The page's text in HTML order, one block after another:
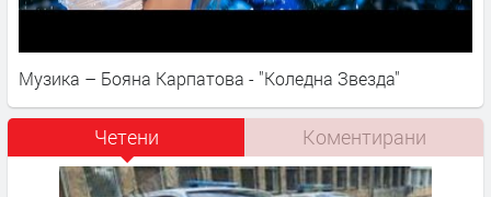
Музика – Бояна Карпатова - "Коледна Звезда"
Четени Коментирани